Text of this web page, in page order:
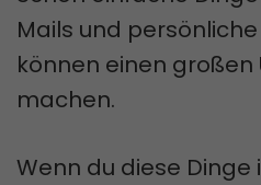
Mails und
können einen großen
machen.
Wenn du diese Dinge